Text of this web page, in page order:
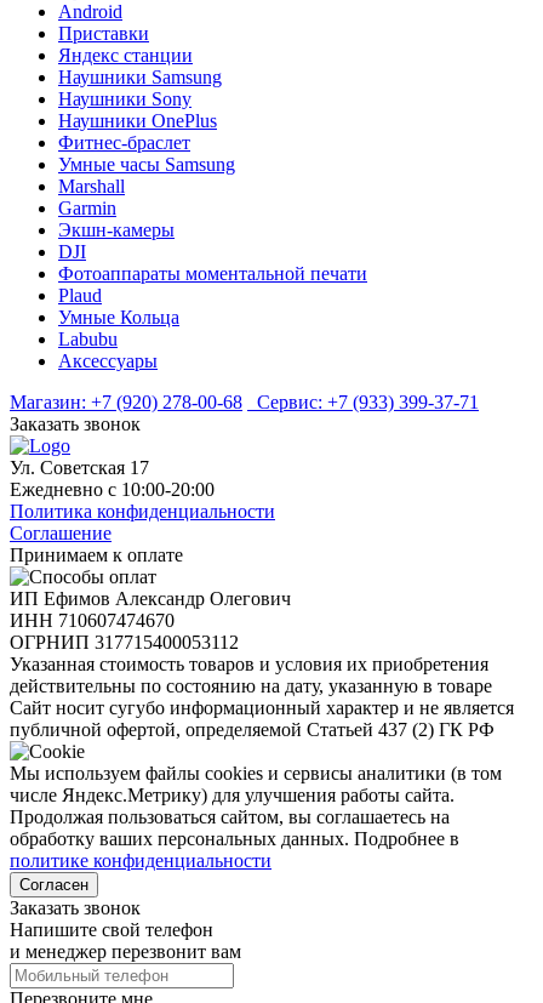
Android
Приставки
Яндекс станции
Наушники Samsung
Наушники Sony
Наушники OnePlus
Фитнес-браслет
Умные часы Samsung
Marshall
Garmin
Экшн-камеры
DJI
Фотоаппараты моментальной печати
Plaud
Умные Кольца
Labubu
Аксессуары
Магазин: +7 (920) 278-00-68 Сервис: +7 (933) 399-37-71
Заказать звонок
Ул. Советская 17
Ежедневно с 10:00-20:00
Политика конфиденциальности
Соглашение
Принимаем к оплате
ИП Ефимов Александр Олегович
ИНН 710607474670
ОГРНИП 317715400053112
Указанная стоимость товаров и условия их приобретения
действительны по состоянию на дату, указанную в товаре
Сайт носит сугубо информационный характер и не является
публичной офертой, определяемой Статьей 437 (2) ГК РФ
Мы используем файлы cookies и сервисы аналитики (в том
числе Яндекс.Метрику) для улучшения работы сайта.
Продолжая пользоваться сайтом, вы соглашаетесь на
обработку ваших персональных данных. Подробнее в
политике конфиденциальности
Согласен
Заказать звонок
Напишите свой телефон
и менеджер перезвонит вам
Перезвоните мне